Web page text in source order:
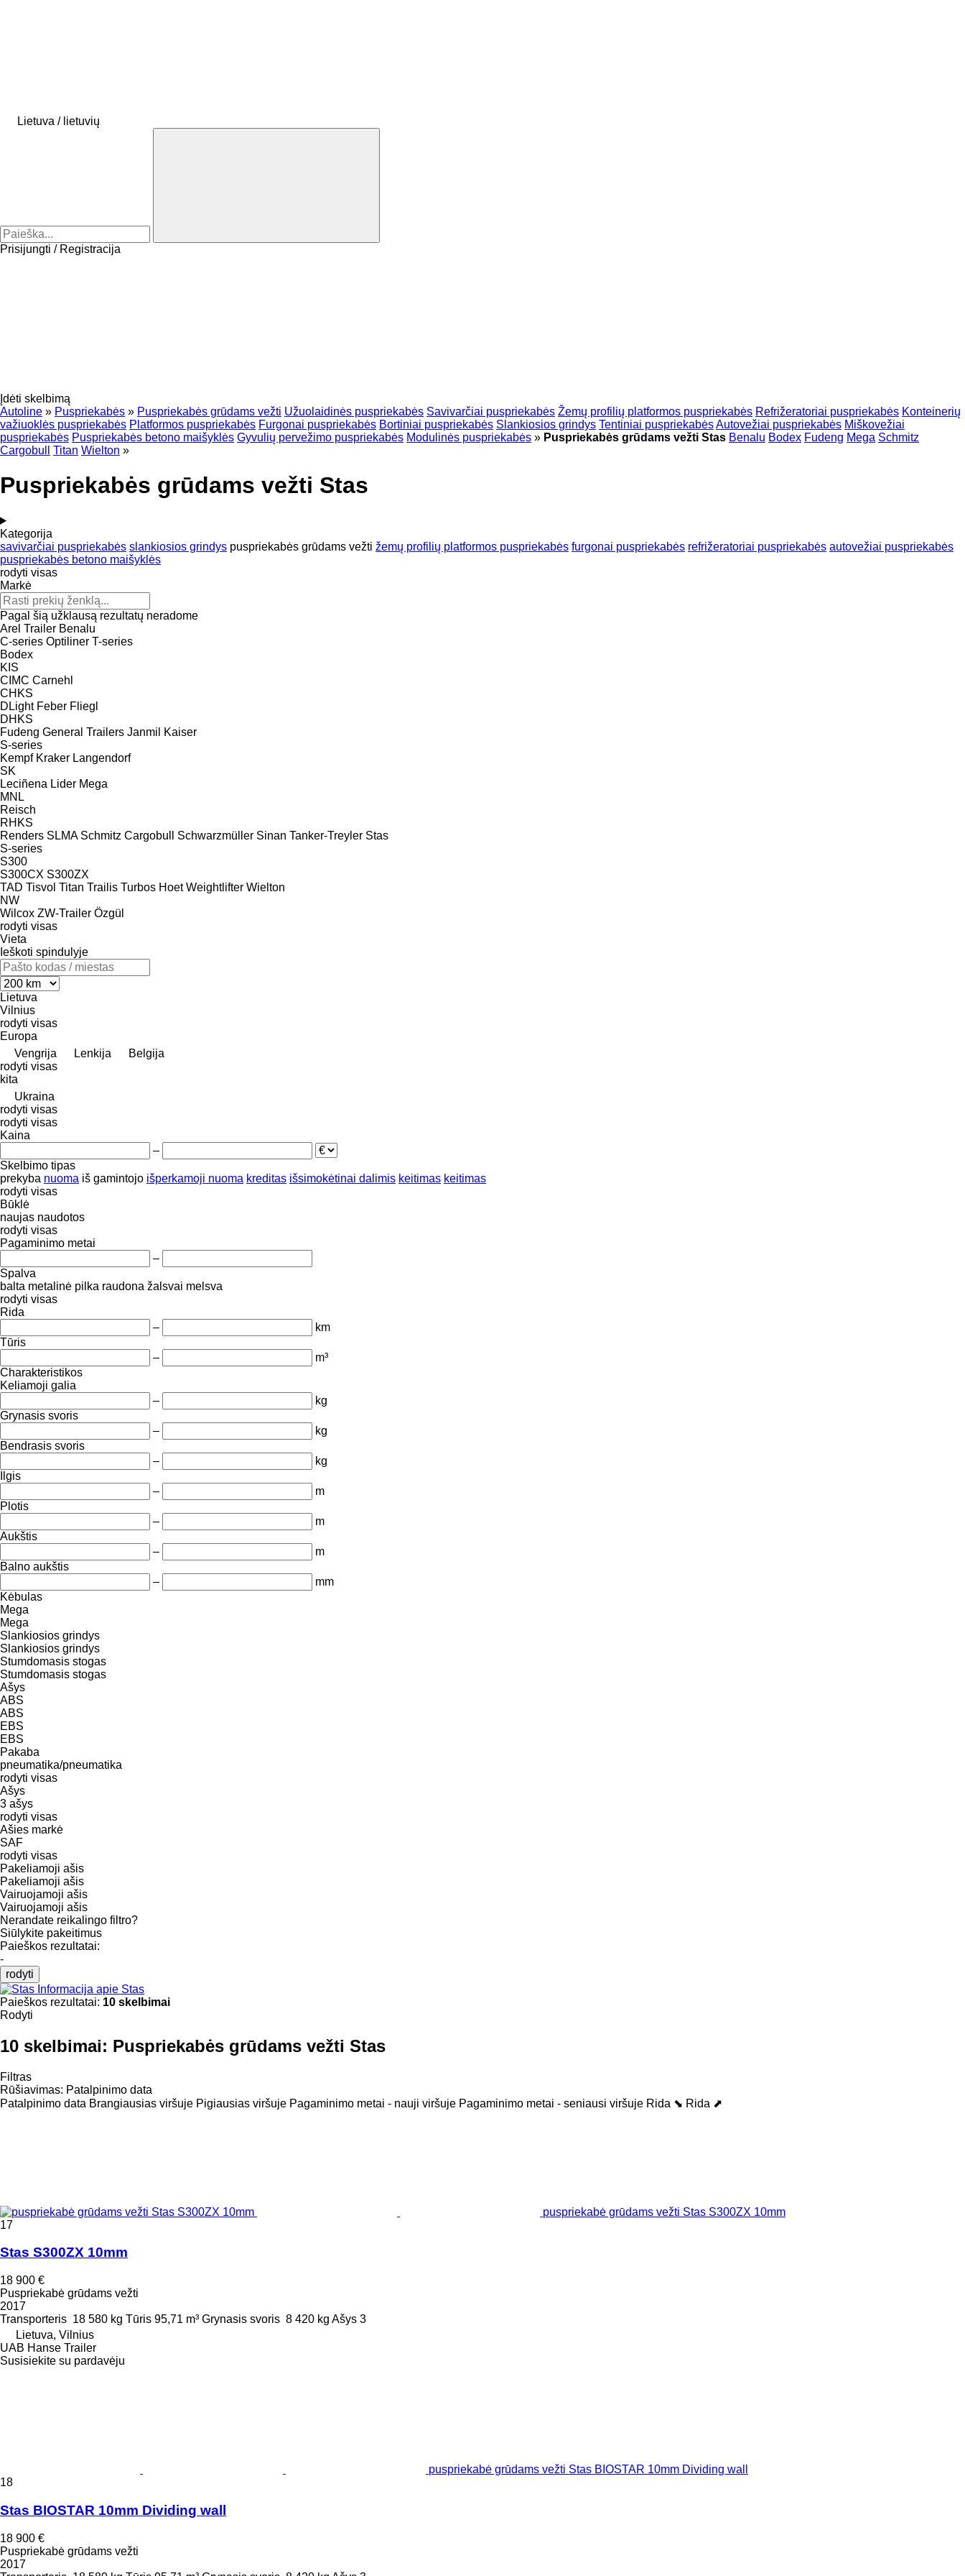
Lietuva / lietuvių
Prisijungti / Registracija
Įdėti skelbimą
Autoline » Puspriekabės » Puspriekabės grūdams vežti Užuolaidinės puspriekabės Savivarčiai puspriekabės Žemų profilių platformos puspriekabės Refrižeratoriai puspriekabės Konteinerių
važiuoklės puspriekabės Platformos puspriekabės Furgonai puspriekabės Bortiniai puspriekabės Slankiosios grindys Tentiniai puspriekabėsAutovežiai puspriekabės Miškovežiai
puspriekabės Puspriekabės betono maišyklės Gyvulių pervežimo puspriekabės Modulinės puspriekabės » Puspriekabės grūdams vežti Stas Benalu Bodex Fudeng Mega Schmitz
Cargobull
Titan Wielton »
Puspriekabės grūdams vežti Stas
Kategorija
savivarčiai puspriekabės slankiosios grindys puspriekabės grūdams vežti žemų profilių platformos puspriekabės furgonai puspriekabės refrižeratoriai puspriekabės autovežiai puspriekabės
puspriekabės betono maišyklės
rodyti visas
Markė
Pagal šią užklausą rezultatų neradome
Arel Trailer Benalu
C-series Optiliner T-series
Bodex
KIS
CIMC Carnehl
CHKS
DLight Feber Fliegl
DHKS
Fudeng General Trailers Janmil
Kaiser
S-series
Kempf Kraker Langendorf
SK
Leciñena Lider Mega
MNL
Reisch
RHKS
Renders SLMA Schmitz Cargobull Schwarzmüller Sinan Tanker-Treyler Stas
S-series
S300
S300CX S300ZX
TAD Tisvol Titan Trailis Turbos Hoet Weightlifter Wielton
NW
Wilcox ZW-Trailer Özgül
rodyti visas
Vieta
Ieškoti spindulyje
Lietuva
Vilnius
rodyti visas
Europa
Vengrija
Lenkija
Belgija
rodyti visas
kita
Ukraina
rodyti visas
rodyti visas
Kaina
–
Skelbimo tipas
prekyba nuoma iš gamintojo išperkamoji nuoma kreditas išsimokėtinai dalimis keitimas keitimas
rodyti visas
Būklė
naujas naudotos
rodyti visas
Pagaminimo metai
–
Spalva
balta metalinė pilka raudona žalsvai melsva
rodyti visas
Rida
–
km
Tūris
–
m³
Charakteristikos
Keliamoji galia
–
kg
Grynasis svoris
–
kg
Bendrasis svoris
–
kg
Ilgis
–
m
Plotis
–
m
Aukštis
–
m
Balno aukštis
–
mm
Kėbulas
Mega
Mega
Slankiosios grindys
Slankiosios grindys
Stumdomasis stogas
Stumdomasis stogas
Ašys
ABS
ABS
EBS
EBS
Pakaba
pneumatika/pneumatika
rodyti visas
Ašys
3 ašys
rodyti visas
Ašies markė
SAF
rodyti visas
Pakeliamoji ašis
Pakeliamoji ašis
Vairuojamoji ašis
Vairuojamoji ašis
Nerandate reikalingo filtro?
Siūlykite pakeitimus
Paieškos rezultatai:
-
rodyti
Informacija apie Stas
Paieškos rezultatai: 10 skelbimai
Rodyti
10 skelbimai: Puspriekabės grūdams vežti Stas
Filtras
Rūšiavimas: Patalpinimo data
Patalpinimo data Brangiausias viršuje Pigiausias viršuje Pagaminimo metai - nauji viršuje Pagaminimo metai - seniausi viršuje Rida ⬊ Rida ⬈
puspriekabė grūdams vežti Stas S300ZX 10mm
17
Stas S300ZX 10mm
18 900 €
Puspriekabė grūdams vežti
2017
Transporteris 18 580 kg Tūris 95,71 m³ Grynasis svoris 8 420 kg Ašys 3
Lietuva, Vilnius
UAB Hanse Trailer
Susisiekite su pardavėju
puspriekabė grūdams vežti Stas BIOSTAR 10mm Dividing wall
18
Stas BIOSTAR 10mm Dividing wall
18 900 €
Puspriekabė grūdams vežti
2017